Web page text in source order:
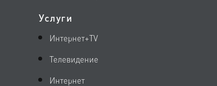
Услуги
Интернет+TV
Телевидение
Интернет